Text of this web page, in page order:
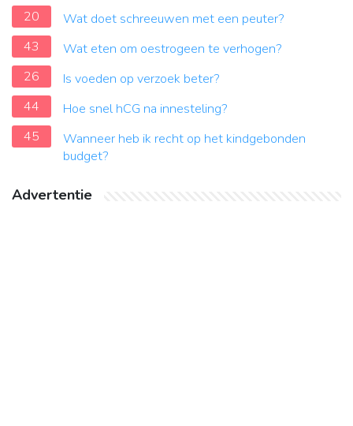
20
Wat doet schreeuwen met een peuter?
43
Wat eten om oestrogeen te verhogen?
26
Is voeden op verzoek beter?
44
Hoe snel hCG na innesteling?
45
Wanneer heb ik recht op het kindgebonden
budget?
Advertentie